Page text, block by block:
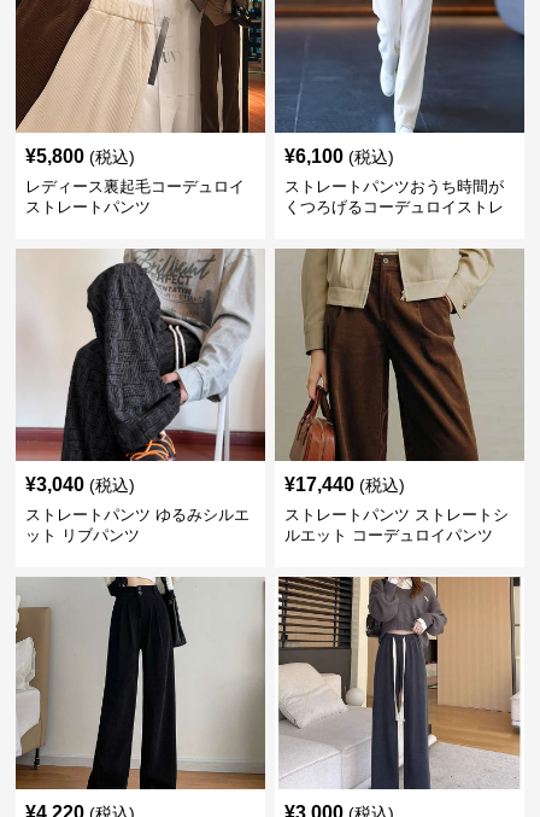
¥5,800 (税込)
レディース裏起毛コーデュロイ
ストレートパンツ
¥6,100 (税込)
ストレートパンツおうち時間が
くつろげるコーデュロイストレ
¥3,040 (税込)
ストレートパンツ ゆるみシルエ
ット リブパンツ
¥17,440 (税込)
ストレートパンツ ストレートシ
ルエット コーデュロイパンツ
¥4,220 ¥3,000